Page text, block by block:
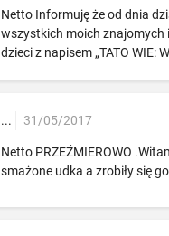
Netto Informuję że od dnia
wszystkich moich znajomych i
dzieci z napisem „TATO WIE:
... 31/05/2017
Netto PRZEŹMIEROWO
smażone udka a zrobiły się